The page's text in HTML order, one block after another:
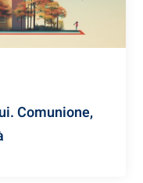
Comunione,